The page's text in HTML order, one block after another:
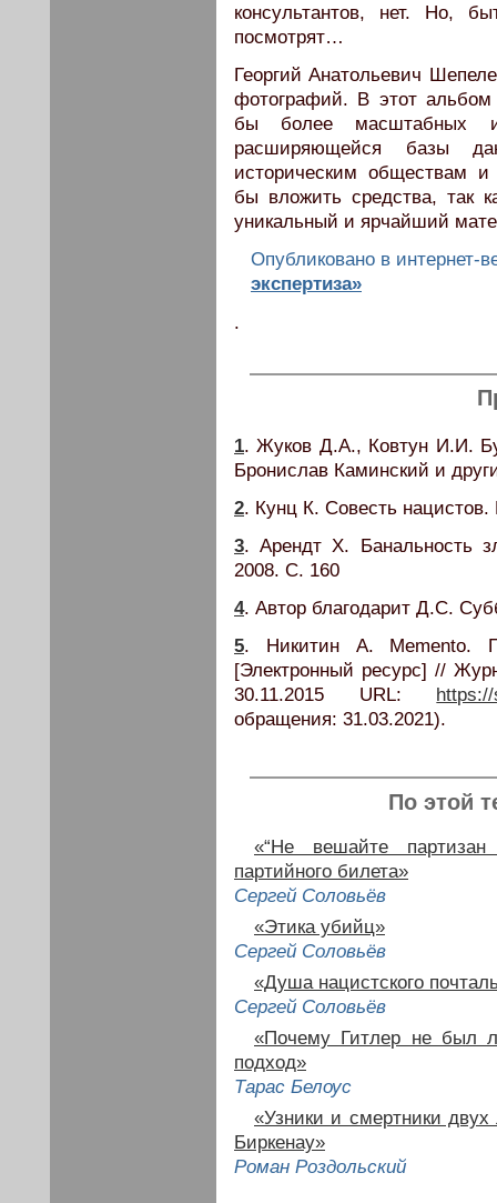
консультантов, нет. Но,
посмотрят…
Георгий Анатольевич
фотографий. В этот альбом
бы более масштабных
расширяющейся базы
историческим обществам
бы вложить средства, так
уникальный и ярчайший
Опубликовано в интернет-
экспертиза»
.
1. Жуков Д.А., Ковтун И.И.
Бронислав Каминский и
2. Кунц К. Совесть
3. Арендт Х. Банальность
2008. С. 160
4. Автор благодарит Д.С.
5. Никитин А. Memento.
[Электронный ресурс] //
30.11.2015 URL:
обращения: 31.03.2021).
По этой
«“Не вешайте
партийного билета»
Сергей Соловьёв
«Этика убийц»
Сергей Соловьёв
«Душа нацистского
Сергей Соловьёв
«Почему Гитлер не был
подход»
Тарас Белоус
«Узники и смертники
Биркенау»
Роман Роздольский